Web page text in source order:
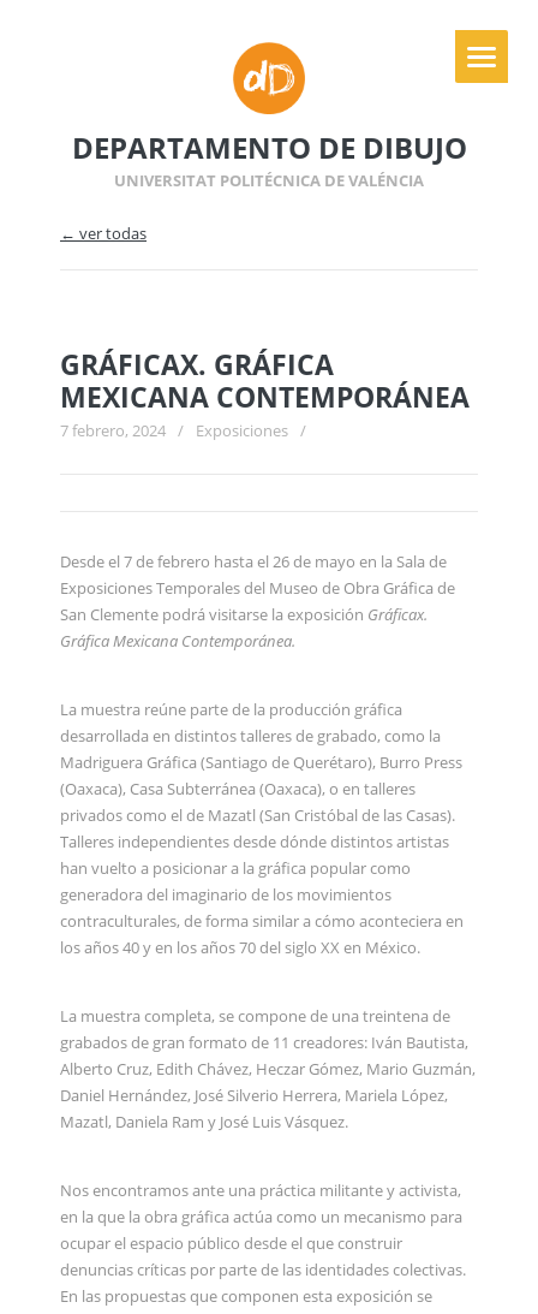
DEPARTAMENTO DE DIBUJO
UNIVERSITAT POLITÉCNICA DE VALÉNCIA
← ver todas
GRÁFICAX. GRÁFICA
MEXICANA CONTEMPORÁNEA
7 febrero, 2024 / Exposiciones /
Desde el 7 de febrero hasta el 26 de mayo en la Sala de
Exposiciones Temporales del Museo de Obra Gráfica de
San Clemente podrá visitarse la exposición Gráficax.
Gráfica Mexicana Contemporánea.
La muestra reúne parte de la producción gráfica
desarrollada en distintos talleres de grabado, como la
Madriguera Gráfica (Santiago de Querétaro), Burro Press
(Oaxaca), Casa Subterránea (Oaxaca), o en talleres
privados como el de Mazatl (San Cristóbal de las Casas).
Talleres independientes desde dónde distintos artistas
han vuelto a posicionar a la gráfica popular como
generadora del imaginario de los movimientos
contraculturales, de forma similar a cómo aconteciera en
los años 40 y en los años 70 del siglo XX en México.
La muestra completa, se compone de una treintena de
grabados de gran formato de 11 creadores: Iván Bautista,
Alberto Cruz, Edith Chávez, Heczar Gómez, Mario Guzmán,
Daniel Hernández, José Silverio Herrera, Mariela López,
Mazatl, Daniela Ram y José Luis Vásquez.
Nos encontramos ante una práctica militante y activista,
en la que la obra gráfica actúa como un mecanismo para
ocupar el espacio público desde el que construir
denuncias críticas por parte de las identidades colectivas.
En las propuestas que componen esta exposición se